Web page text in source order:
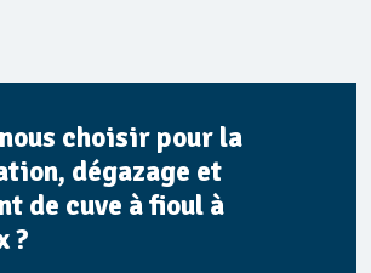
choisir pour la
dégazage et
de cuve à fioul à
?